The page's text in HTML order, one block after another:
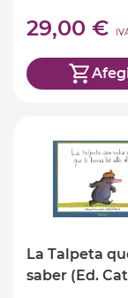
29,00 €
La Talpeta
saber (Ed.